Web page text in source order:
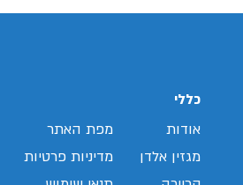
כללי
אודות
מגזין אלדן
מפת האתר
מדיניות פרטיות